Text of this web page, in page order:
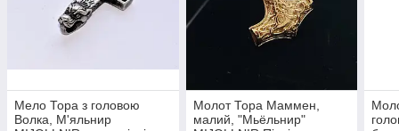
Мело Тора з головою
Волка, М'яльнир
Молот Тора Маммен,
малий, "Мьёльнир"